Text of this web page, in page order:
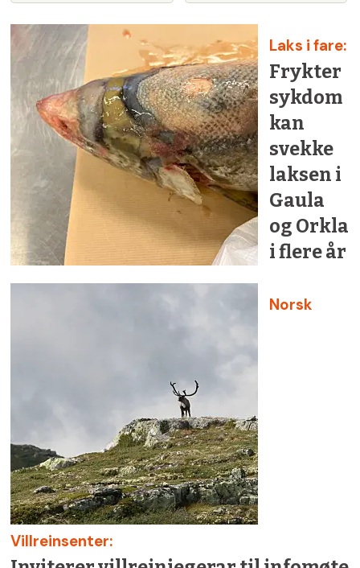
Laks i fare:
Frykter
sykdom
kan
svekke
laksen i
Gaula
og Orkla
i flere år
Norsk
Villreinsenter: